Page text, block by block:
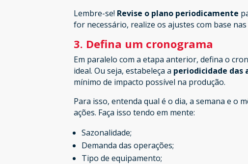
Lembre-se! Revise o plano periodicamente
for necessário, realize os ajustes com base
3. Defina um cronograma
Em paralelo com a etapa anterior, defina o
ideal. Ou seja, estabeleça a periodicidade das
mínimo de impacto possível na produção.
Para isso, entenda qual é o dia, a semana e o
ações. Faça isso tendo em mente:
Sazonalidade;
Demanda das operações;
Tipo de equipamento;